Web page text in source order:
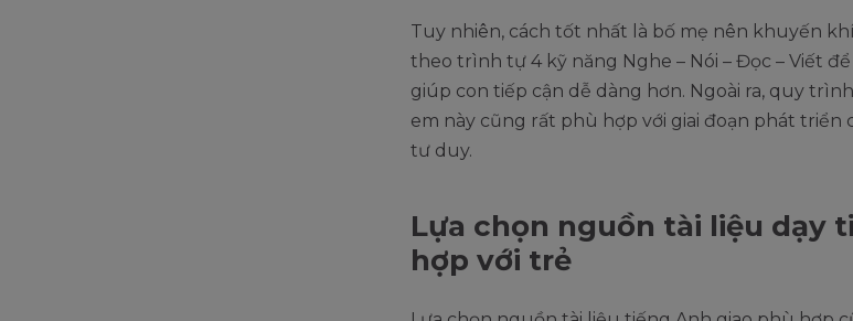
Tuy nhiên, cách tốt nhất là bố mẹ nên khuyến
theo trình tự 4 kỹ năng Nghe – Nói – Đọc – Viết
giúp con tiếp cận dễ dàng hơn. Ngoài ra, quy
em này cũng rất phù hợp với giai đoạn phát triển
tư duy.
Lựa chọn nguồn tài liệu dạy
hợp với trẻ